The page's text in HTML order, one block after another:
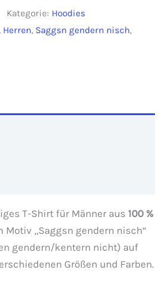
Kategorie: Hoodies
, Herren, Saggsn gendern nisch,
T-Shirt für Männer aus 100 %
Motiv „Saggsn gendern nisch“
gendern/kentern nicht) auf
Größen und Farben.